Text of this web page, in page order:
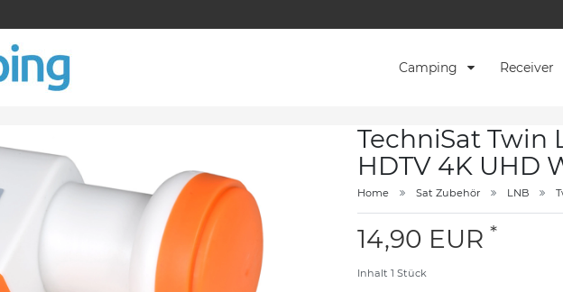
Camping Receiver
TechniSat Twin
HDTV 4K UHD
Home Sat Zubehör LNB
14,90 EUR *
Inhalt 1 Stück